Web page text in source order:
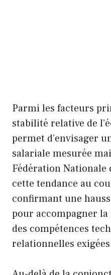
Parmi les facteurs
stabilité relative de
permet d’envisager
salariale mesurée
Fédération Nationale
cette tendance au
confirmant une
pour accompagner la
des compétences
relationnelles